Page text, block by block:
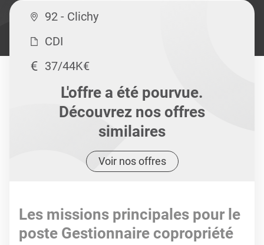
92 - Clichy
CDI
37/44K€
L'offre a été pourvue.
Découvrez nos offres
similaires
Voir nos offres
Les missions principales pour le
poste Gestionnaire copropriété